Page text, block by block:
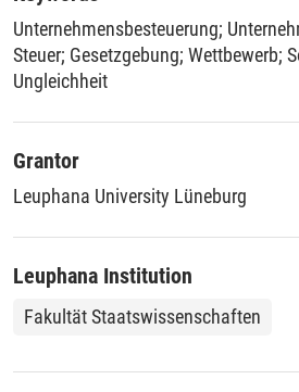
analysis of ten tax reforms since
policy discourses have become
dominated by economic actors,
perception of tax legislation.
Unternehmensbesteuerung;
Steuer; Gesetzgebung; Wettbewerb;
Ungleichheit
Grantor
Leuphana University Lüneburg
Leuphana Institution
Fakultät Staatswissenschaften